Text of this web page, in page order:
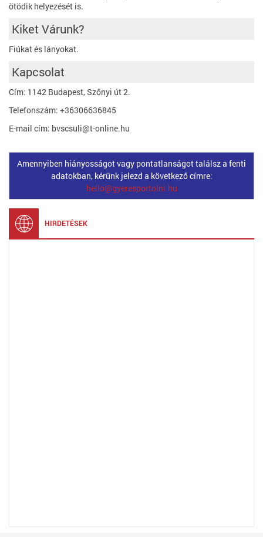
ötödik helyezését is.
Kiket Várunk?
Fiúkat és lányokat.
Kapcsolat
Cím: 1142 Budapest, Szőnyi út 2.
Telefonszám: +36306636845
E-mail cím: bvscsuli@t-online.hu
Amennyiben hiányosságot vagy pontatlanságot találsz a fenti
adatokban, kérünk jelezd a következő címre:
hello@gyeresportolni.hu
HIRDETÉSEK